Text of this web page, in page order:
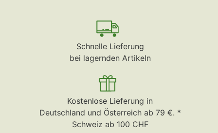
Schnelle Lieferung
bei lagernden Artikeln
Kostenlose Lieferung in
Deutschland und Österreich ab 79 €. *
Schweiz ab 100 CHF